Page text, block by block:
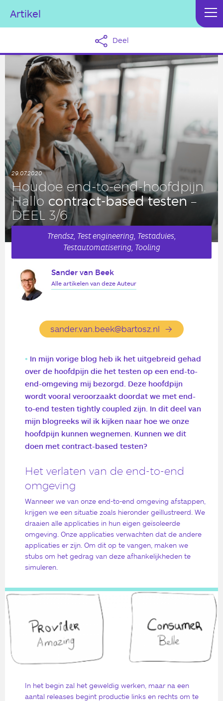
Artikel
Deel
Houdoe end-to-end-hoofd­pijn.
Hallo con­tract-based testen–
DEEL 3/6
29.07.2020
Trendsz, Test engineering, Testadvies,
Testautomatisering, Tooling
In mijn vorige blog heb ik het uitgebreid gehad
over de hoofdpijn die het testen op een end-to-
end-omgeving mij bezorgd. Deze hoofdpijn
wordt vooral veroorzaakt doordat we met end-
to-end testen tightly coupled zijn. In dit deel van
mijn blogreeks wil ik kijken naar hoe we onze
hoofdpijn kunnen wegnemen. Kunnen we dit
doen met contract-based testen?
Het verlaten van de end-to-end
omgeving
Wanneer we van onze end-to-end omgeving afstappen,
krijgen we een situatie zoals hieronder geïllustreerd. We
draaien alle applicaties in hun eigen geïsoleerde
omgeving. Onze applicaties verwachten dat de andere
applicaties er zijn. Om dit op te vangen, maken we
stubs om het gedrag van deze afhankelijkheden te
simuleren.
Sander van Beek
Alle artikelen van deze Auteur
sander.van.beek@bartosz.nl
In het begin zal het geweldig werken, maar na een
aantal releases begint productie links en rechts om te